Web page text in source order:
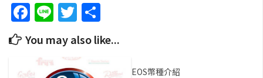
Facebook
LineTwitter
You may also like...
EOS幣種介紹